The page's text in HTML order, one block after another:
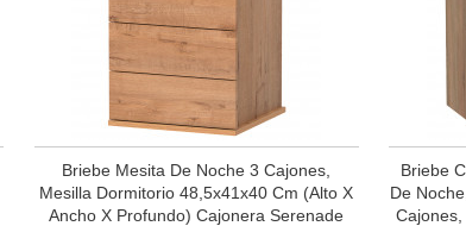
Briebe Mesita De Noche 3 Cajones,
Mesilla Dormitorio 48,5x41x40 Cm (Alto X
Ancho X Profundo) Cajonera Serenade
Briebe
De